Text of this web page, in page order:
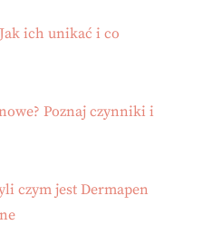
ich unikać i co
Poznaj czynniki i
czym jest Dermapen